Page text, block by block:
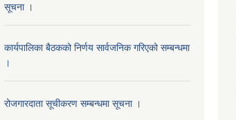
सूचना ।
कार्यपालिका बैठकको निर्णय सार्वजनिक गरिएको सम्बन्धमा
।
रोजगारदाता सूचीकरण सम्बन्धमा सूचना ।